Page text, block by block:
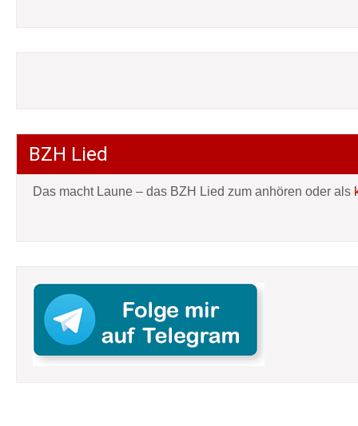
BZH Lied
Das macht Laune – das BZH Lied zum anhören oder als